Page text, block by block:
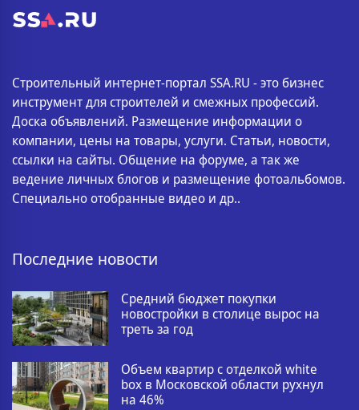
Строительный интернет-портал SSA.RU - это бизнес
инструмент для строителей и смежных профессий.
Доска объявлений. Размещение информации о
компании, цены на товары, услуги. Статьи, новости,
ссылки на сайты. Общение на форуме, а так же
ведение личных блогов и размещение фотоальбомов.
Специально отобранные видео и др..
Последние новости
Средний бюджет покупки
новостройки в столице вырос на
треть за год
Объем квартир с отделкой white
box в Московской области рухнул
на 46%